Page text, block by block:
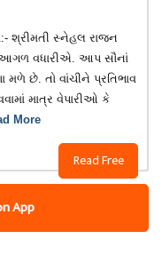
Read Free
શ્રીમતી સ્નેહલ રાજન
આગળ વધારીએ. આપ સૌનાં
મળે છે. તો વાંચીને પ્રતિભાવ
માત્ર વેપારીઓ કે
More
App